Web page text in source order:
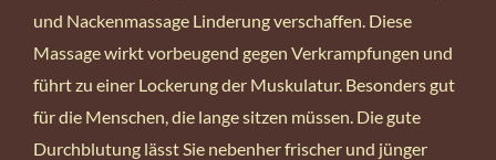
und Nackenmassage Linderung verschaffen. Diese
Massage wirkt vorbeugend gegen Verkrampfungen und
führt zu einer Lockerung der Muskulatur. Besonders gut
für die Menschen, die lange sitzen müssen. Die gute
Durchblutung lässt Sie nebenher frischer und jünger